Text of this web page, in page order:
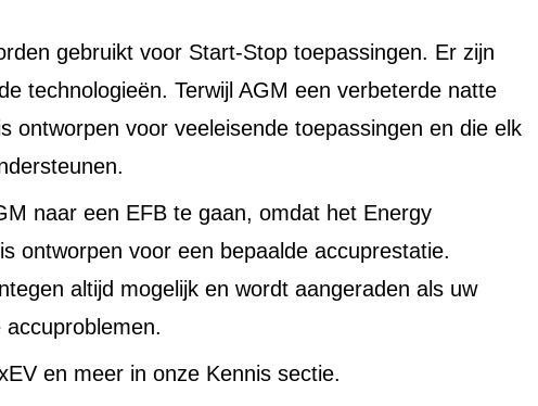
gebruikt voor Start-Stop toepassingen. Er zijn
technologieën. Terwijl AGM een verbeterde natte
ontworpen voor veeleisende toepassingen en die elk
naar een EFB te gaan, omdat het Energy
ontworpen voor een bepaalde accuprestatie.
altijd mogelijk en wordt aangeraden als uw
en meer in onze Kennis sectie.